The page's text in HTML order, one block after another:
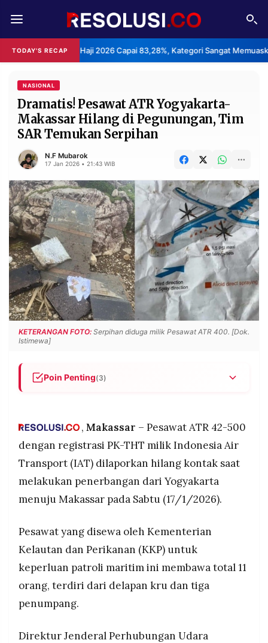
TODAY'S RECAP
Haji 2026 Capai 83,28%, Kategori Sangat Memuaskan. •
REDAKSI TENTANG
RESOLUSI IKLAN
RUBRIKASI
EDITORIAL AKSARA
FINANSIA PERSONA
DAERAH NASIONAL
MANCA SPORT
INFORMASI
PRIVACY
POLICY
BERITA
WARGA
INFORMASI
IKLAN
KIRIM
TULISAN
PENGADUAN TERM
PT.
RESOLUSI
PRAMUDITA
Resolusi.co
NASIONAL
Dramatis! Pesawat ATR Yogyakarta-
Makassar Hilang di Pegunungan, Tim
SAR Temukan Serpihan
N.F Mubarok
17 Jan 2026 • 21:43 WIB
KETERANGAN FOTO: Serpihan diduga milik Pesawat ATR 400. [Dok.
Istimewa]
Poin Penting(3)
hilang kontak saat terbang dari Yogyakarta ke
orang termasuk pilot Kapten Andy Dahananto
Komunikasi terputus setelah ATC beri arahan
koreksi posisi karena pesawat tidak berada di
jalur pendekatan yang benar, area pencarian
diperluas ke Gunung Bulusaraung Pangkep
Sekitar 400 personel gabungan TNI, Polri,
Basarnas, dan BPBD melakukan pencarian di
medan pegunungan berat dengan dukungan
helikopter Caracal TNI AU, Dirjen PSDKP KKP
siap terbang ke lokasi
, Makassar – Pesawat ATR 42-500
dengan registrasi PK-THT milik Indonesia Air
Transport (IAT) dilaporkan hilang kontak saat
melakukan penerbangan dari Yogyakarta
menuju Makassar pada Sabtu (17/1/2026).
Pesawat yang disewa oleh Kementerian
Kelautan dan Perikanan (KKP) untuk
keperluan patroli maritim ini membawa total 11
orang, terdiri dari delapan kru dan tiga
penumpang.
Direktur Jenderal Perhubungan Udara